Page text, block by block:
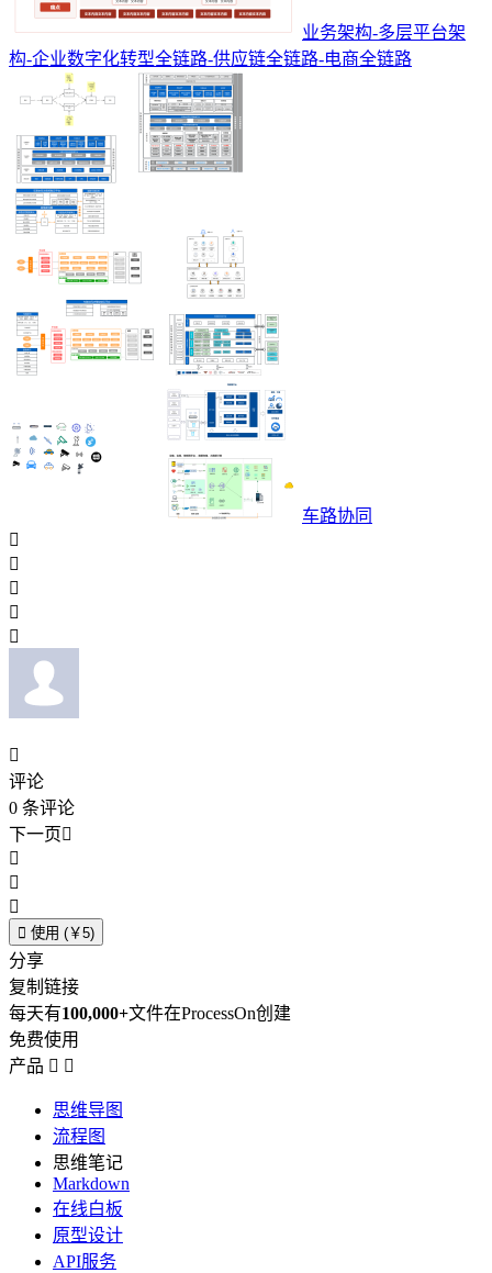
业务架构-多层平台架
构-企业数字化转型全链路-供应链全链路-电商全链路
车路协同






评论
0 条评论
下一页



 使用 (￥5)
分享
复制链接
每天有100,000+文件在ProcessOn创建
免费使用
产品  
思维导图
流程图
思维笔记
Markdown
在线白板
原型设计
API服务